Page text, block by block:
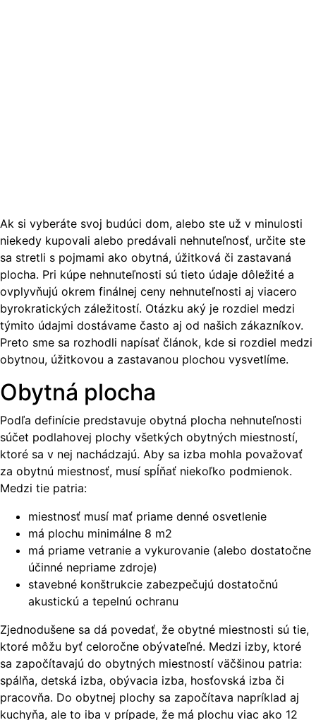
Ak si vyberáte svoj budúci dom, alebo ste už v minulosti
niekedy kupovali alebo predávali nehnuteľnosť, určite ste
sa stretli s pojmami ako obytná, úžitková či zastavaná
plocha. Pri kúpe nehnuteľnosti sú tieto údaje dôležité a
ovplyvňujú okrem finálnej ceny nehnuteľnosti aj viacero
byrokratických záležitostí. Otázku aký je rozdiel medzi
týmito údajmi dostávame často aj od našich zákazníkov.
Preto sme sa rozhodli napísať článok, kde si rozdiel medzi
obytnou, úžitkovou a zastavanou plochou vysvetlíme.
Obytná plocha
Podľa definície predstavuje obytná plocha nehnuteľnosti
súčet podlahovej plochy všetkých obytných miestností,
ktoré sa v nej nachádzajú. Aby sa izba mohla považovať
za obytnú miestnosť, musí spĺňať niekoľko podmienok.
Medzi tie patria:
miestnosť musí mať priame denné osvetlenie
má plochu minimálne 8 m2
má priame vetranie a vykurovanie (alebo dostatočne
účinné nepriame zdroje)
stavebné konštrukcie zabezpečujú dostatočnú
akustickú a tepelnú ochranu
Zjednodušene sa dá povedať, že obytné miestnosti sú tie,
ktoré môžu byť celoročne obývateľné. Medzi izby, ktoré
sa započítavajú do obytných miestností väčšinou patria:
spálňa, detská izba, obývacia izba, hosťovská izba či
pracovňa. Do obytnej plochy sa započítava napríklad aj
kuchyňa, ale to iba v prípade, že má plochu viac ako 12